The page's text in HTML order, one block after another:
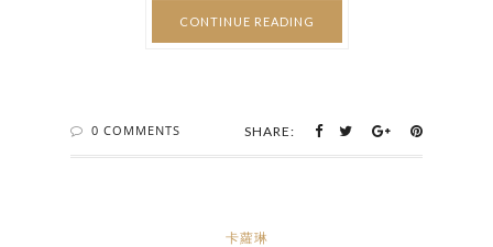
CONTINUE READING
0 COMMENTS SHARE:
卡蘿琳